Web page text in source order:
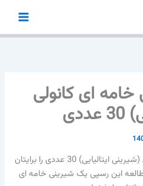
ای کانولی
طرز تهیه شیرینی خامه ای کانولی (شیرینی ایتالیایی) 30 عددی را برایتان
این رسپی یک شیرینی خامه ای